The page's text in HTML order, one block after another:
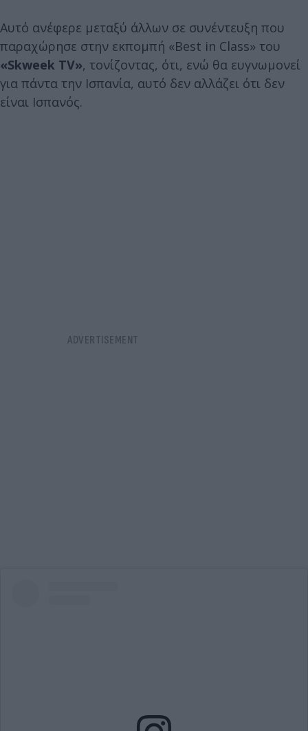
Αυτό ανέφερε μεταξύ άλλων σε συνέντευξη που
παραχώρησε στην εκπομπή «Best in Class» του
«Skweek TV», τονίζοντας, ότι, ενώ θα ευγνωμονεί
για πάντα την Ισπανία, αυτό δεν αλλάζει ότι δεν
είναι Ισπανός.